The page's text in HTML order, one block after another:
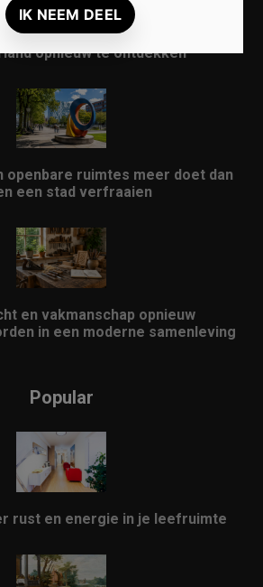
de perfecte manier zijn
opnieuw te ontdekken
openbare ruimtes meer doet dan
een stad verfraaien
en vakmanschap opnieuw
in een moderne samenleving
Popular
rust en energie in je leefruimte